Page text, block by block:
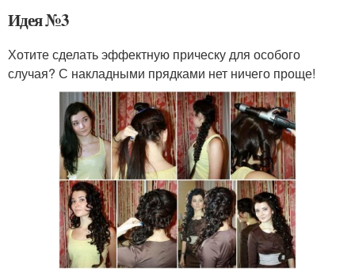
Идея №3
Хотите сделать эффектную прическу для особого
случая? С накладными прядками нет ничего проще!